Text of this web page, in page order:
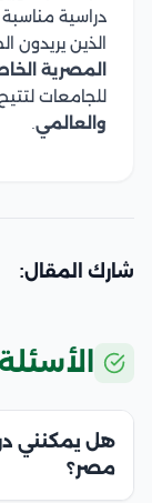
دراسية
الذين يريدون
المصرية
للجامعات
والعالمي
شارك المقال:
هل يمكنني
مصر؟